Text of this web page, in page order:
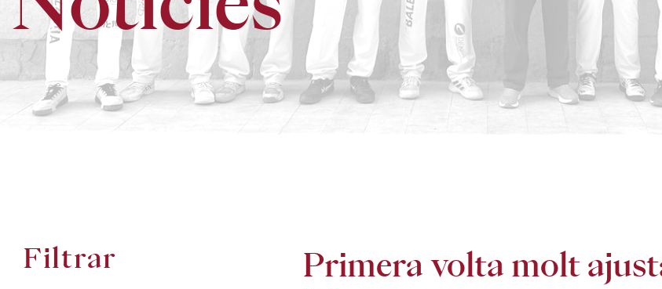
Filtrar
Primera volta molt